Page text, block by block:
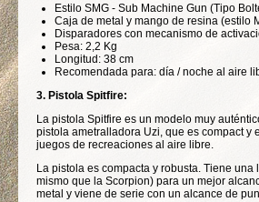
Estilo SMG - Sub Machine Gun (Tipo
Caja de metal y mango de resina (estilo
Disparadores con mecanismo de
Pesa: 2,2 Kg
Longitud: 38 cm
Recomendada para: día / noche al aire
3. Pistola Spitfire:
La pistola Spitfire es un modelo muy
pistola ametralladora Uzi, que es compact y
juegos de recreaciones al aire libre.
La pistola es compacta y robusta. Tiene una
mismo que la Scorpion) para un mejor
metal y viene de serie con un alcance de